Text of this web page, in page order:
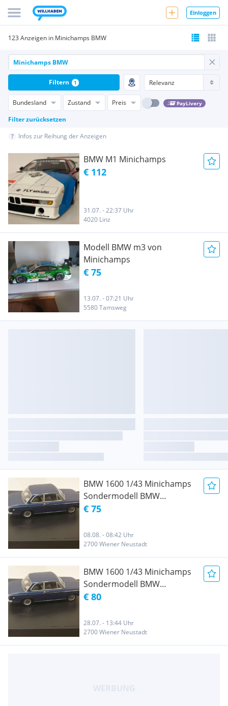
Einloggen
123 Anzeigen in Minichamps BMW
Bundesland Zustand Preis PayLivery
Filter zurücksetzen
Filtern 1
Infos zur Reihung der Anzeigen
BMW M1 Minichamps
€ 112
31.07. - 22:37 Uhr
4020 Linz
Modell BMW m3 von
Minichamps
€ 75
13.07. - 07:21 Uhr
5580 Tamsweg
BMW 1600 1/43 Minichamps
Sondermodell BMW
80429418125 NEU
€ 75
08.08. - 08:42 Uhr
2700 Wiener Neustadt
BMW 1600 1/43 Minichamps
Sondermodell BMW
80429418125 NEU
€ 80
28.07. - 13:44 Uhr
2700 Wiener Neustadt